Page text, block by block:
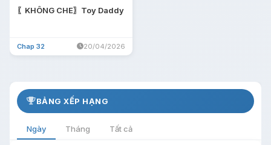
〖KHÔNG CHE〗Toy Daddy
Chap 32 20/04/2026
BẢNG XẾP HẠNG
Ngày Tháng Tất cả